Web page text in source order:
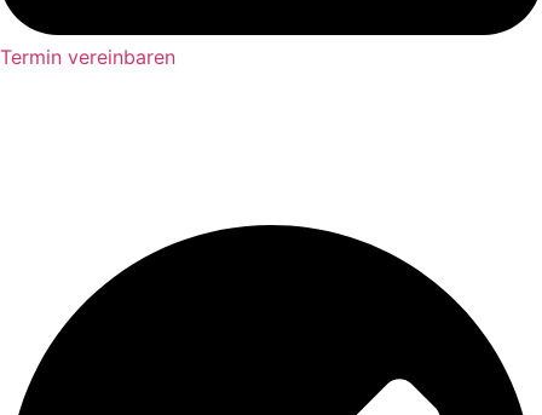
Termin vereinbaren